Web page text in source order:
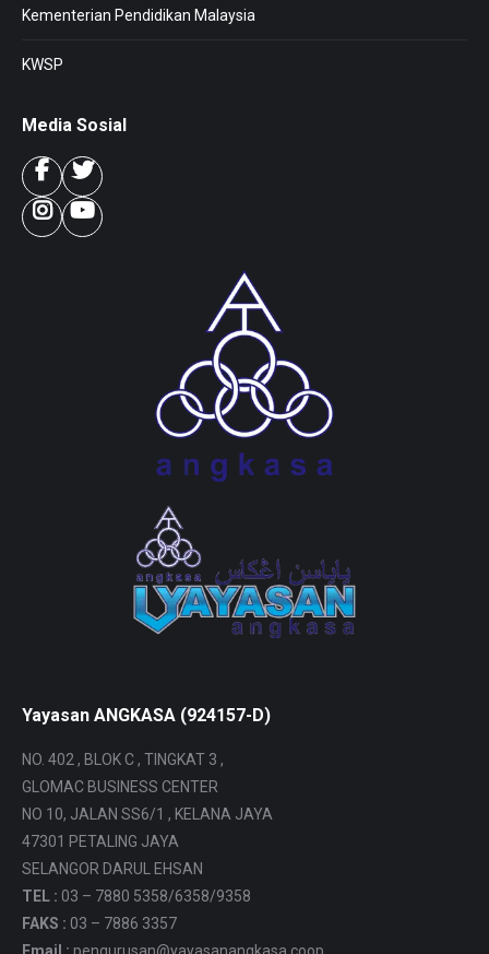
Kementerian Pendidikan Malaysia
KWSP
Media Sosial
Yayasan ANGKASA (924157-D)
NO. 402 , BLOK C , TINGKAT 3 ,
GLOMAC BUSINESS CENTER
NO 10, JALAN SS6/1 , KELANA JAYA
47301 PETALING JAYA
SELANGOR DARUL EHSAN
TEL : 03 – 7880 5358/6358/9358
FAKS : 03 – 7886 3357
Email : pengurusan@yayasanangkasa.coop